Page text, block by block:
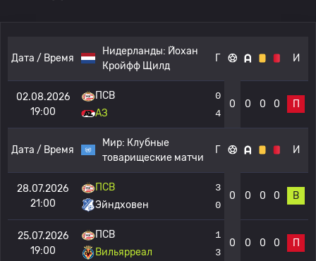
Дата / Время
Нидерланды: Йохан
Кройфф Щилд
Г И
02.08.2026
19:00
ПСВ
АЗ
0
4
0 0 0 0 П
Дата / Время
Мир: Клубные
товарищеские матчи
Г И
28.07.2026
21:00
ПСВ
Эйндховен
3
0
0 0 0 0 В
25.07.2026
19:00
ПСВ
Вильярреал
1
3
0 0 0 0 П